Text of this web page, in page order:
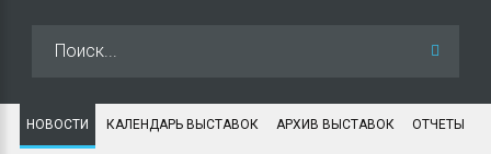
НОВОСТИ КАЛЕНДАРЬ ВЫСТАВОК АРХИВ ВЫСТАВОК ОТЧЕТЫ